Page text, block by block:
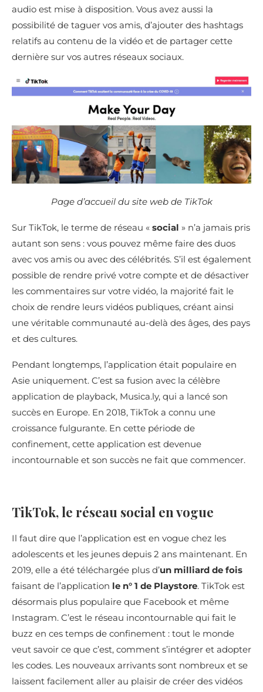
audio est mise à disposition. Vous avez aussi la
possibilité de taguer vos amis, d’ajouter des hashtags
relatifs au contenu de la vidéo et de partager cette
dernière sur vos autres réseaux sociaux.
Page d’accueil du site web de TikTok
Sur TikTok, le terme de réseau « social » n’a jamais pris
autant son sens : vous pouvez même faire des duos
avec vos amis ou avec des célébrités. S’il est également
possible de rendre privé votre compte et de désactiver
les commentaires sur votre vidéo, la majorité fait le
choix de rendre leurs vidéos publiques, créant ainsi
une véritable communauté au-delà des âges, des pays
et des cultures.
Pendant longtemps, l’application était populaire en
Asie uniquement. C’est sa fusion avec la célèbre
application de playback, Musica.ly, qui a lancé son
succès en Europe. En 2018, TikTok a connu une
croissance fulgurante. En cette période de
confinement, cette application est devenue
incontournable et son succès ne fait que commencer.
TikTok, le réseau social en vogue
Il faut dire que l’application est en vogue chez les
adolescents et les jeunes depuis 2 ans maintenant. En
2019, elle a été téléchargée plus d’un milliard de fois
faisant de l’application le n° 1 de Playstore. TikTok est
désormais plus populaire que Facebook et même
Instagram. C’est le réseau incontournable qui fait le
buzz en ces temps de confinement : tout le monde
veut savoir ce que c’est, comment s’intégrer et adopter
les codes. Les nouveaux arrivants sont nombreux et se
laissent facilement aller au plaisir de créer des vidéos